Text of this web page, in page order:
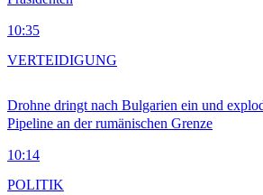
10:35
Drohne dringt nach Bulgarien ein und
Pipeline an der rumänischen Grenze
10:14
VERTEIDIGUNG
POLITIK